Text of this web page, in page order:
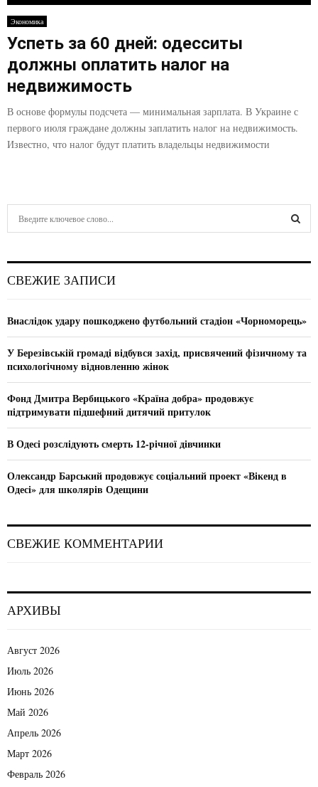
E
N
U
Экономика
Успеть за 60 дней: одесситы
должны оплатить налог на
недвижимость
В основе формулы подсчета — минимальная зарплата. В Украине с
первого июля граждане должны заплатить налог на недвижимость.
Известно, что налог будут платить владельцы недвижимости
h
o
:
C
СВЕЖИЕ ЗАПИСИ
Внаслідок удару пошкоджено футбольний стадіон «Чорноморець»
У Березівській громаді відбувся захід, присвячений фізичному та
психологічному відновленню жінок
Фонд Дмитра Вербицького «Країна добра» продовжує
підтримувати підшефний дитячий притулок
В Одесі розслідують смерть 12-річної дівчинки
Олександр Барський продовжує соціальний проект «Вікенд в
Одесі» для школярів Одещини
СВЕЖИЕ КОММЕНТАРИИ
АРХИВЫ
Август 2026
Июль 2026
Июнь 2026
Май 2026
Апрель 2026
Март 2026
Февраль 2026